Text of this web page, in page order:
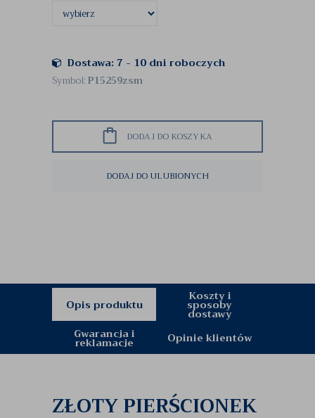
Dostawa: 7 - 10 dni roboczych
Symbol:P15259zsm
DODAJ DO KOSZYKA
DODAJ DO ULUBIONYCH
Opis produktu
Koszty i
sposoby
dostawy
Gwarancja i
reklamacje Opinie klientów
ZŁOTY PIERŚCIONEK